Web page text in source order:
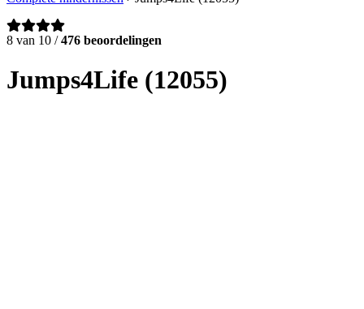
8 van 10 /476 beoordelingen
Jumps4Life (12055)